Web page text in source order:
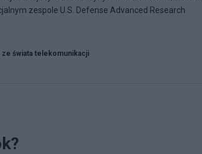
zespole U.S. Defense Advanced Research
ze świata telekomunikacji